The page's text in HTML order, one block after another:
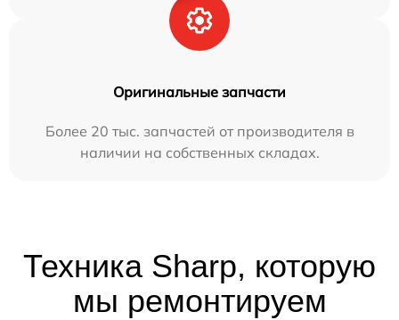
Оригинальные запчасти
Более 20 тыс. запчастей от производителя в
наличии на собственных складах.
Техника Sharp, которую
мы ремонтируем